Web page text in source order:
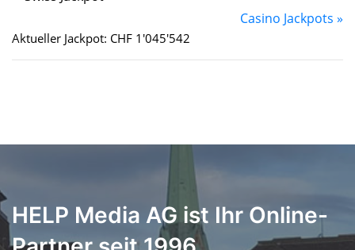
Casino Jackpots »
Aktueller Jackpot: CHF 1'045'542
HELP Media AG ist Ihr Online-